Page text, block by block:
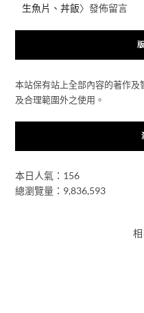
生魚片、丼飯〉發佈留言
本站保有站上全部內容的著作及
及合理範圍外之使用。
本日人氣：156
總瀏覽量：9,836,593